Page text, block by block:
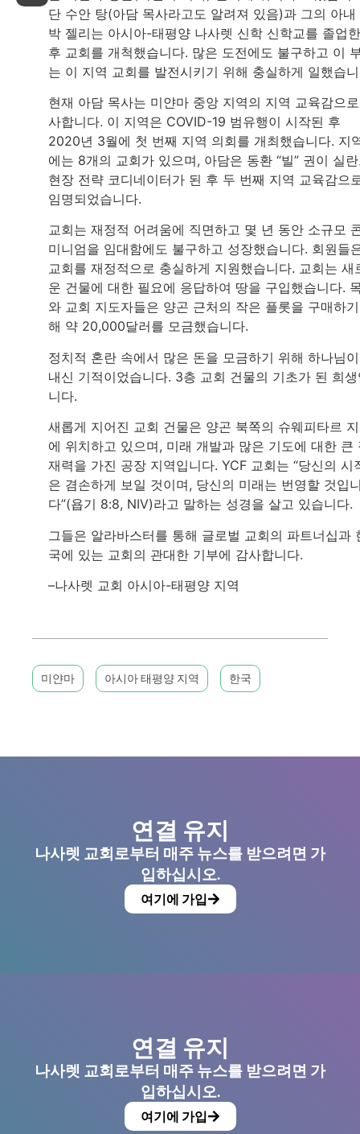
단 수안 탕(아담 목사라고도 알려져 있음)과 그의 아내
박 젤리는 아시아-태평양 나사렛 신학 신학교를 졸업한
후 교회를 개척했습니다. 많은 도전에도 불구하고 이
는 이 지역 교회를 발전시키기 위해 충실하게 일했습
현재 아담 목사는 미얀마 중앙 지역의 지역 교육감으
사합니다. 이 지역은 COVID-19 범유행이 시작된 후
2020년 3월에 첫 번째 지역 의회를 개최했습니다. 지
에는 8개의 교회가 있으며, 아담은 동환 “빌” 권이 실
현장 전략 코디네이터가 된 후 두 번째 지역 교육감으
임명되었습니다.
교회는 재정적 어려움에 직면하고 몇 년 동안 소규모
미니엄을 임대함에도 불구하고 성장했습니다. 회원들
교회를 재정적으로 충실하게 지원했습니다. 교회는 새
운 건물에 대한 필요에 응답하여 땅을 구입했습니다.
와 교회 지도자들은 양곤 근처의 작은 플롯을 구매하
해 약 20,000달러를 모금했습니다.
정치적 혼란 속에서 많은 돈을 모금하기 위해 하나님
내신 기적이었습니다. 3층 교회 건물의 기초가 된 희
니다.
새롭게 지어진 교회 건물은 양곤 북쪽의 슈웨피타르
에 위치하고 있으며, 미래 개발과 많은 기도에 대한 큰
재력을 가진 공장 지역입니다. YCF 교회는 “당신의 시
은 겸손하게 보일 것이며, 당신의 미래는 번영할 것입
다”(욥기 8:8, NIV)라고 말하는 성경을 살고 있습니다.
그들은 알라바스터를 통해 글로벌 교회의 파트너십과
국에 있는 교회의 관대한 기부에 감사합니다.
–나사렛 교회 아시아-태평양 지역
미얀마 아시아 태평양 지역 한국
연결 유지
나사렛 교회로부터 매주 뉴스를 받으려면 가
입하십시오.
여기에 가입
연결 유지
나사렛 교회로부터 매주 뉴스를 받으려면 가
입하십시오.
여기에 가입